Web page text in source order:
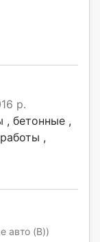
р.
, бетонные ,
,
авто (B))